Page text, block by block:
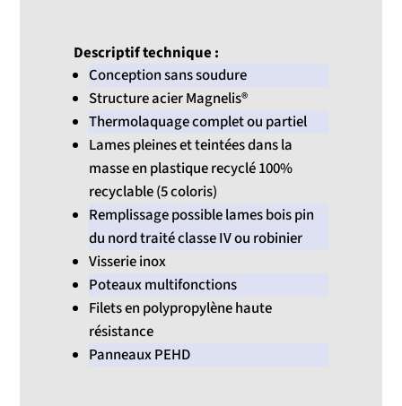
Descriptif technique :
Conception sans soudure
Structure acier Magnelis®
Thermolaquage complet ou partiel
Lames pleines et teintées dans la
masse en plastique recyclé 100%
recyclable (5 coloris)
Remplissage possible lames bois pin
du nord traité classe IV ou robinier
Visserie inox
Poteaux multifonctions
Filets en polypropylène haute
résistance
Panneaux PEHD